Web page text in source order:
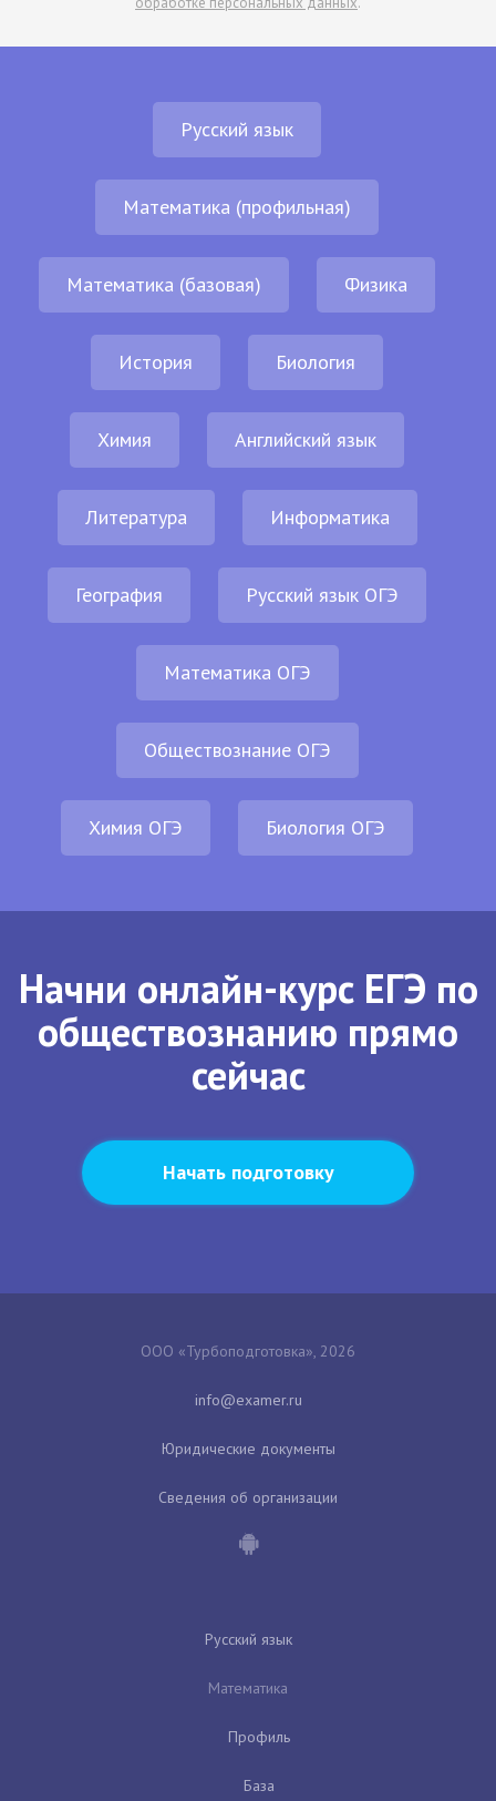
Русский язык
Математика (профильная)
Математика (базовая) Физика
История Биология
Химия Английский язык
Литература Информатика
География Русский язык ОГЭ
Математика ОГЭ
Обществознание ОГЭ
Химия ОГЭ Биология ОГЭ
Начни онлайн-курс ЕГЭ по
обществознанию прямо
сейчас
Начать подготовку
ООО «Турбоподготовка», 2026
Юридические документы
Сведения об организации
Русский язык
Математика
Профиль
База